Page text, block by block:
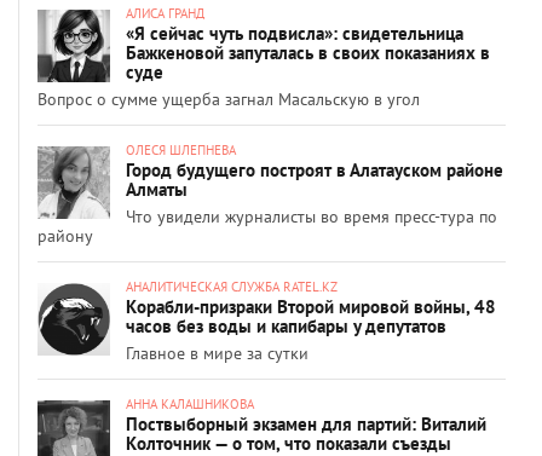
АЛИСА ГРАНД
«Я сейчас чуть подвисла»: свидетельница
Бажкеновой запуталась в своих показаниях в
суде
Вопрос о сумме ущерба загнал Масальскую в угол
ОЛЕСЯ ШЛЕПНЕВА
Город будущего построят в Алатауском районе
Алматы
Что увидели журналисты во время пресс-тура по
району
АНАЛИТИЧЕСКАЯ СЛУЖБА RATEL.KZ
Корабли-призраки Второй мировой войны, 48
часов без воды и капибары у депутатов
Главное в мире за сутки
АННА КАЛАШНИКОВА
Поствыборный экзамен для партий: Виталий
Колточник — о том, что показали съезды